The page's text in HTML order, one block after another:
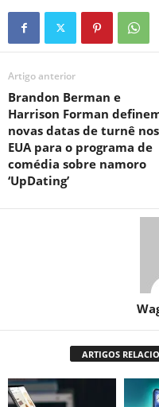
Artigo anterior
Brandon Berman e
Harrison Forman
novas datas de turnê nos
EUA para o programa de
comédia sobre namoro
‘UpDating’
ARTIGOS